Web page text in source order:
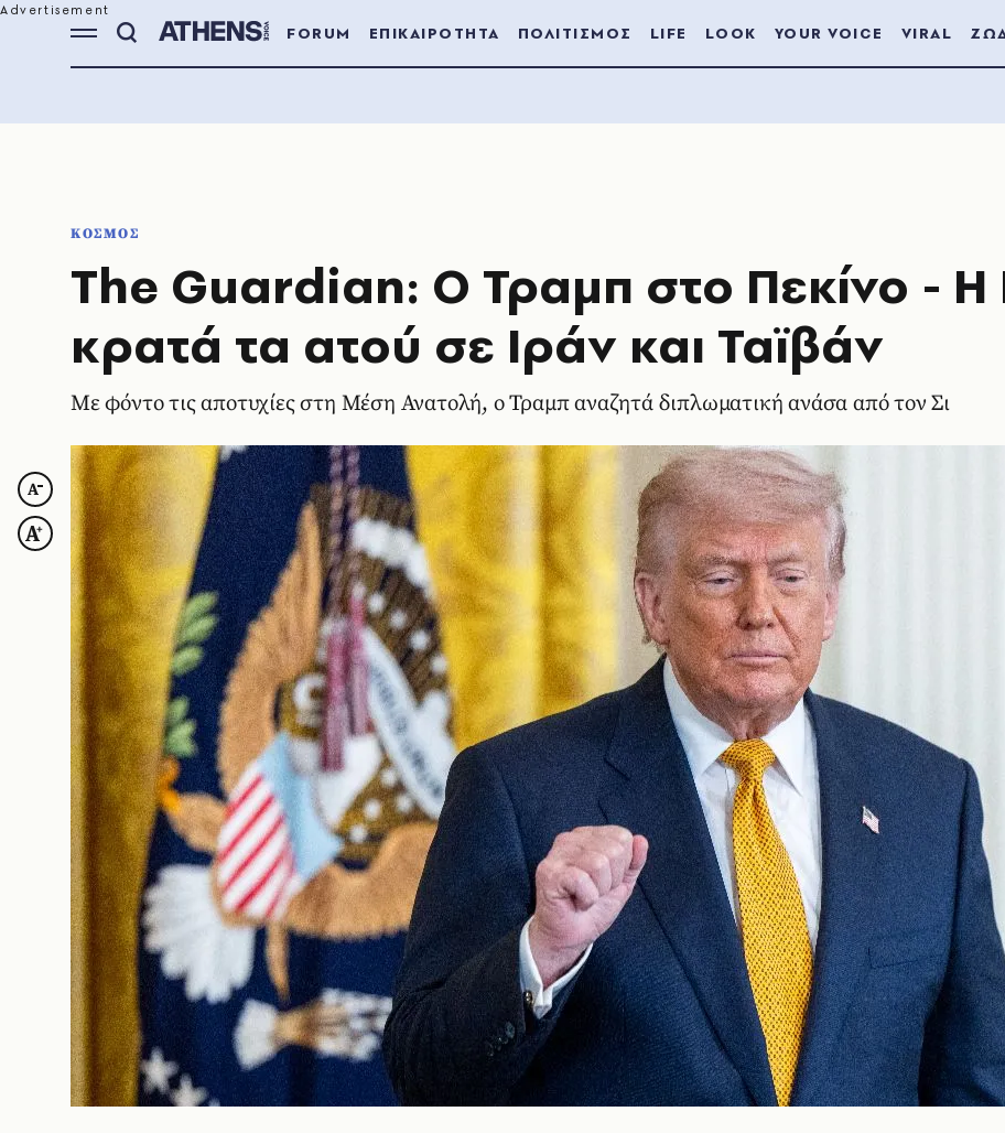
FORUM ΕΠΙΚΑΙΡΟΤΗΤΑ ΠΟΛΙΤΙΣΜΟΣ LIFE LOOK YOUR VOICE VIRAL
ΚΟΣΜΟΣ
The Guardian: Ο Τραμπ στο Πεκίνο - Η
κρατά τα ατού σε Ιράν και Ταϊβάν
Με φόντο τις αποτυχίες στη Μέση Ανατολή, ο Τραμπ αναζητά διπλωματική ανάσα από τον Σι